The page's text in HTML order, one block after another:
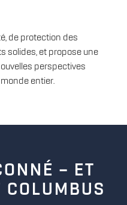
de protection des
solides, et propose une
perspectives
entier.
– ET